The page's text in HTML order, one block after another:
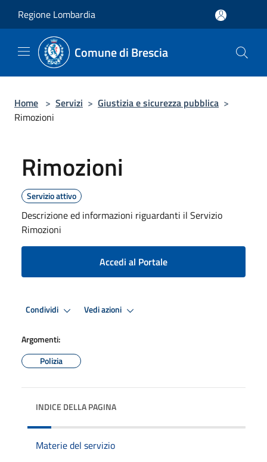
Regione Lombardia
Comune di Brescia
Home > Servizi > Giustizia e sicurezza pubblica >
Rimozioni
Rimozioni
Servizio attivo
Descrizione ed informazioni riguardanti il Servizio
Rimozioni
Accedi al Portale
Condividi Vedi azioni
Argomenti:
Polizia
INDICE DELLA PAGINA
Materie del servizio